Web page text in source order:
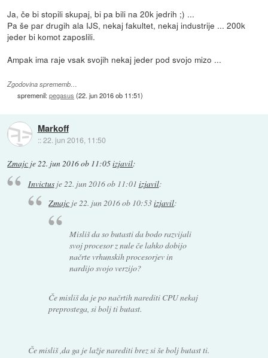
Ja, če bi stopili skupaj, bi pa bili na 20k jedrih ;) ...
Pa še par drugih ala IJS, nekaj fakultet, nekaj industrije ... 200k
jeder bi komot zaposlili.
Ampak ima raje vsak svojih nekaj jeder pod svojo mizo ...
Zgodovina sprememb…
spremenil:pegasus (22. jun 2016 ob 11:51)
Markoff
::22. jun 2016, 11:50
Zmajc je22. jun 2016 ob 11:05izjavil:
Invictusje 22. jun 2016 ob 11:01 izjavil:
Zmajc je22. jun 2016 ob 10:53izjavil:
Misliš da so butasti da bodo razvijali
svoj procesor z nule če lahko dobijo
načrte vrhunskih procesorjev in
nardijo svojo verzijo?
Če misliš da je po načrtih narediti CPU nekaj
preprostega, si bolj ti butast.
Če misliš ,da ga je lažje narediti brez si še bolj butast ti.